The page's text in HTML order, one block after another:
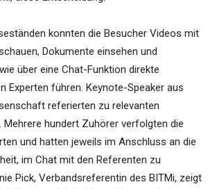
konnten die Besucher Videos mit
Dokumente einsehen und
über eine Chat-Funktion direkte
Experten führen. Keynote-Speaker aus
referierten zu relevanten
Mehrere hundert Zuhörer verfolgten die
und hatten jeweils im Anschluss an die
im Chat mit den Referenten zu
Pick, Verbandsreferentin des BITMi, zeigt